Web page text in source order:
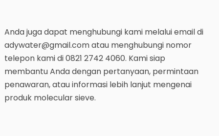
Anda juga dapat menghubungi kami melalui email di
adywater@gmail.com atau menghubungi nomor
telepon kami di 0821 2742 4060. Kami siap
membantu Anda dengan pertanyaan, permintaan
penawaran, atau informasi lebih lanjut mengenai
produk molecular sieve.